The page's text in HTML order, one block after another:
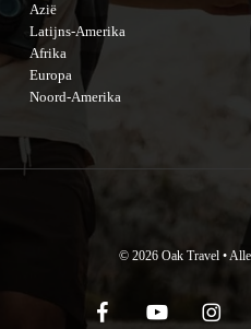
Azië
Latijns-Amerika
Afrika
Europa
Noord-Amerika
© 2026 Oak Travel •
facebook youtube instagram